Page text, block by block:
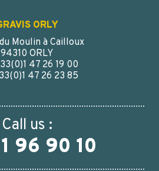
ORLY
Moulin à Cailloux
94310 ORLY
47 26 19 00
47 26 23 85
Call us :
96 90 10